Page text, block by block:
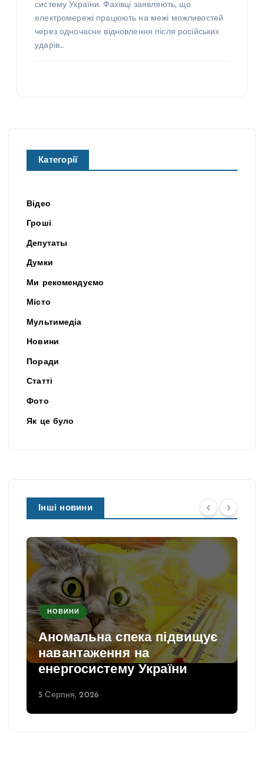
систему України. Фахівці заявляють, що
електромережі працюють на межі можливостей
через одночасне відновлення після російських
ударів…
Категорії
Відео
Гроші
Депутаты
Думки
Ми рекомендуємо
Місто
Мультимедіа
Новини
Поради
Статті
Фото
Як це було
Інші новини
НОВИНИ
Аномальна спека підвищує
навантаження на
енергосистему України
5 Серпня, 2026